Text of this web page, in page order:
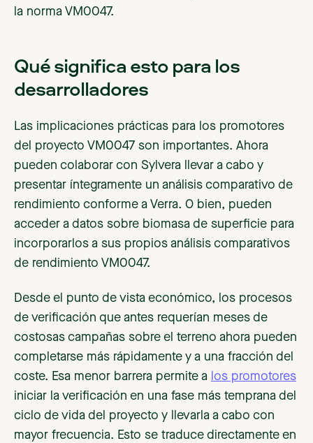
la norma VM0047.
Qué significa esto para los
desarrolladores
Las implicaciones prácticas para los promotores
del proyecto VM0047 son importantes. Ahora
pueden colaborar con Sylvera llevar a cabo y
presentar íntegramente un análisis comparativo de
rendimiento conforme a Verra. O bien, pueden
acceder a datos sobre biomasa de superficie para
incorporarlos a sus propios análisis comparativos
de rendimiento VM0047.
Desde el punto de vista económico, los procesos
de verificación que antes requerían meses de
costosas campañas sobre el terreno ahora pueden
completarse más rápidamente y a una fracción del
coste. Esa menor barrera permite a
los promotores
iniciar la verificación en una fase más temprana del
ciclo de vida del proyecto y llevarla a cabo con
mayor frecuencia. Esto se traduce directamente en